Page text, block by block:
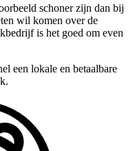
schoner zijn dan bij
wil komen over de
is het goed om even
een lokale en betaalbare